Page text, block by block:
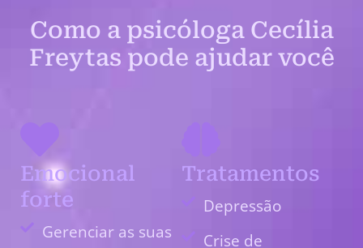
Como a psicóloga Cecília
Freytas pode ajudar você
Emocional
forte
Gerenciar as suas
Tratamentos
Depressão
Crise de